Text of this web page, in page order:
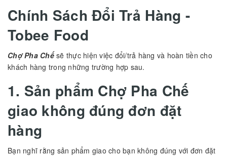
Chính Sách Đổi Trả Hàng -
Tobee Food
Chợ Pha Chế sẽ thực hiện việc đổi/trả hàng và hoàn tiền cho
khách hàng trong những trường hợp sau.
1. Sản phẩm Chợ Pha Chế
giao không đúng đơn đặt
hàng
Bạn nghĩ rằng sản phẩm giao cho bạn không đúng với đơn đặt